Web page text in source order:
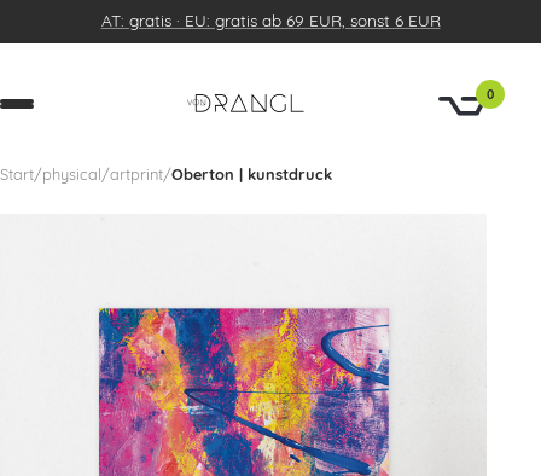
AT: gratis · EU: gratis ab 69 EUR, sonst 6 EUR
0
Start/physical /artprint/Oberton | kunstdruck